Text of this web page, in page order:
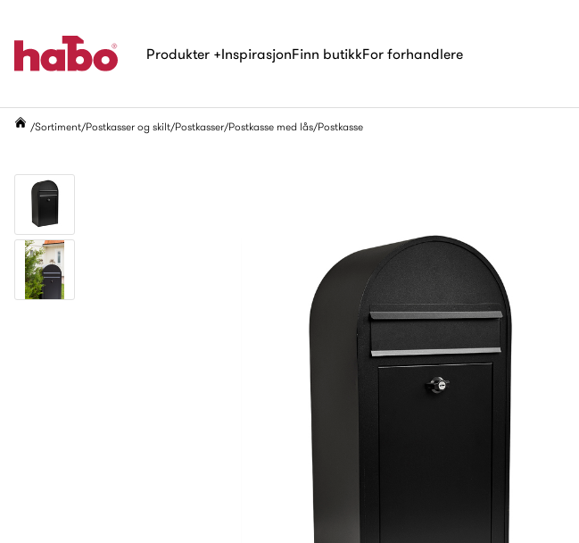
Produkter +InspirasjonFinn butikkFor forhandlere
Sortiment Postkasser og skilt Postkasser Postkasse med lås Postkasse